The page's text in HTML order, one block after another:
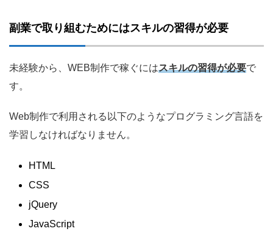
副業で取り組むためにはスキルの習得が必要
未経験から、WEB制作で稼ぐにはスキルの習得が必要で
す。
Web制作で利用される以下のようなプログラミング言語を
学習しなければなりません。
HTML
CSS
jQuery
JavaScript